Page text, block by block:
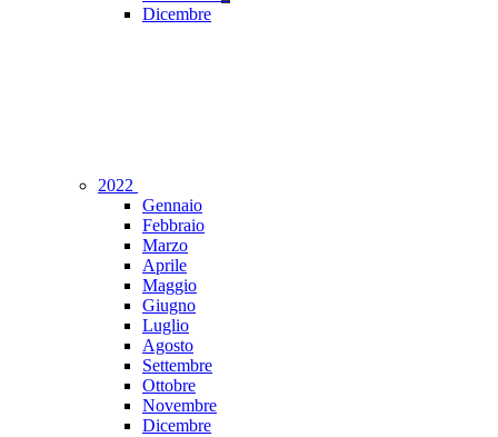
Dicembre
2022
Gennaio
Febbraio
Marzo
Aprile
Maggio
Giugno
Luglio
Agosto
Settembre
Ottobre
Novembre
Dicembre